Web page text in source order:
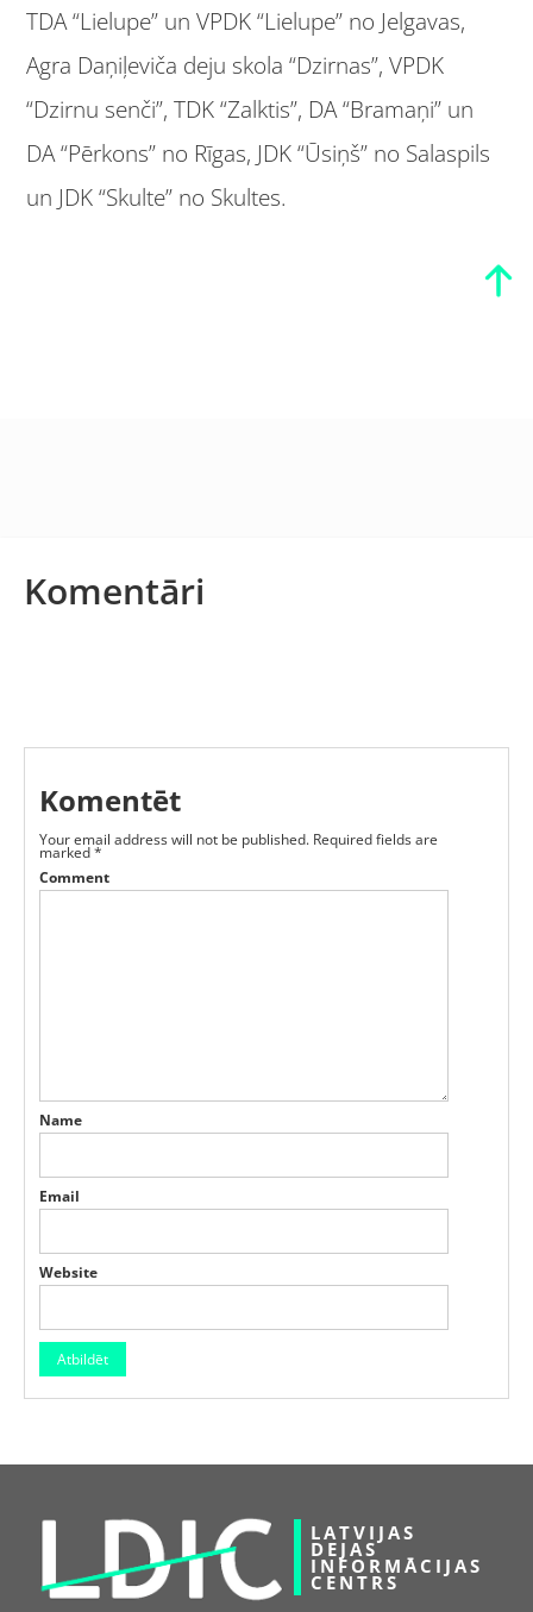
TDA “Lielupe” un VPDK “Lielupe” no Jelgavas,
Agra Daņiļeviča deju skola “Dzirnas”, VPDK
“Dzirnu senči”, TDK “Zalktis”, DA “Bramaņi” un
DA “Pērkons” no Rīgas, JDK “Ūsiņš” no Salaspils
un JDK “Skulte” no Skultes.
Komentāri
Komentēt
Your email address will not be published. Required fields are
marked*
Comment
Name
Email
Website
LATVIJAS
DEJAS
INFORMĀCIJAS
CENTRS